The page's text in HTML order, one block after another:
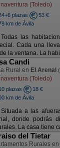
(Toledo)
plazas
53 €
km de Ávila
Todas las
Cada una
la ventana. La
Candi
Rural en El Arenal
(Toledo)
plazas
18 €
km de Ávila
Situada a las
donde podrás
La casa tiene
del Tietar
Rurales en